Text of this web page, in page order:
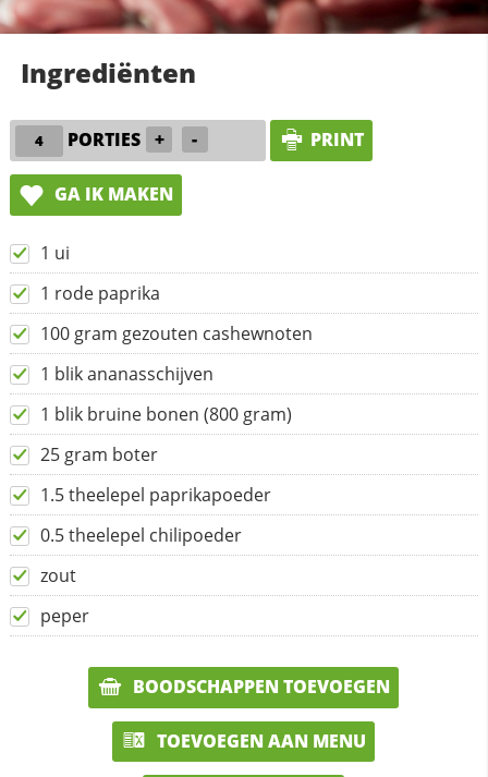
Ingrediënten
PORTIES + - PRINT
GA IK MAKEN
1 ui
1 rode paprika
100 gram gezouten cashewnoten
1 blik ananasschijven
1 blik bruine bonen (800 gram)
25 gram boter
1.5 theelepel paprikapoeder
0.5 theelepel chilipoeder
zout
peper
BOODSCHAPPEN TOEVOEGEN
TOEVOEGEN AAN MENU